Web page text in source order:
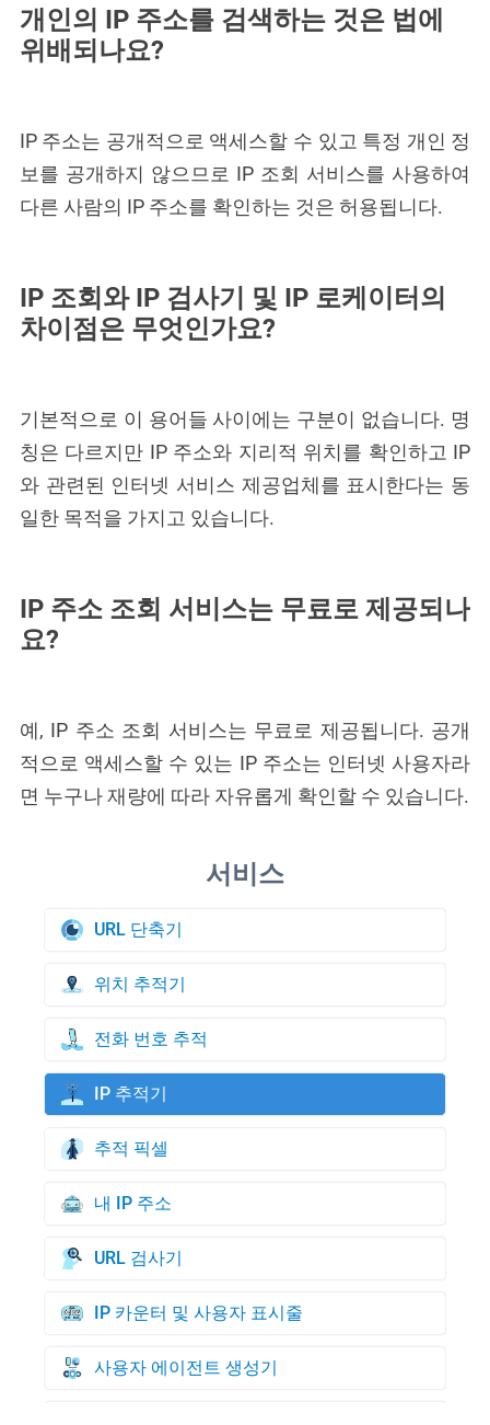
개인의 IP 주소를 검색하는 것은 법에
위배되나요?
IP 주소는 공개적으로 액세스할 수 있고 특정 개인 정
보를 공개하지 않으므로 IP 조회 서비스를 사용하여
다른 사람의 IP 주소를 확인하는 것은 허용됩니다.
IP 조회와 IP 검사기 및 IP 로케이터의
차이점은 무엇인가요?
기본적으로 이 용어들 사이에는 구분이 없습니다. 명
칭은 다르지만 IP 주소와 지리적 위치를 확인하고 IP
와 관련된 인터넷 서비스 제공업체를 표시한다는 동
일한 목적을 가지고 있습니다.
IP 주소 조회 서비스는 무료로 제공되나
요?
예, IP 주소 조회 서비스는 무료로 제공됩니다. 공개
적으로 액세스할 수 있는 IP 주소는 인터넷 사용자라
면 누구나 재량에 따라 자유롭게 확인할 수 있습니다.
URL 단축기
위치 추적기
전화 번호 추적
IP 추적기
추적 픽셀
내 IP 주소
URL 검사기
IP 카운터 및 사용자 표시줄
사용자 에이전트 생성기